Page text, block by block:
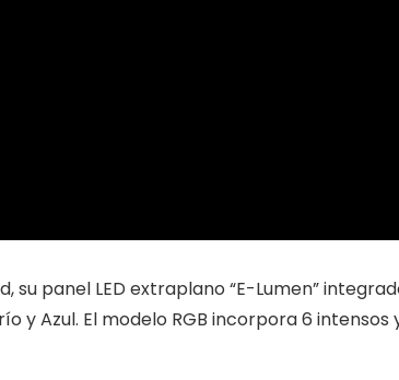
panel LED extraplano “E-Lumen”
y Azul. El modelo RGB incorpora 6